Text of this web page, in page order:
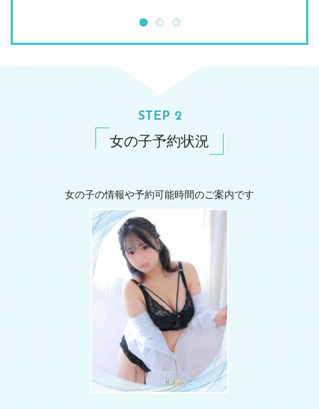
STEP 2
女の子予約状況
女の子の情報や予約可能時間のご案内です